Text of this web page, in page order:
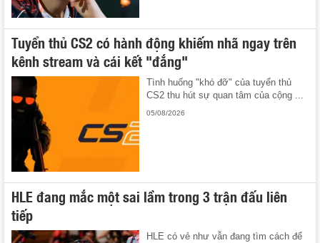
Tuyển thủ CS2 có hành động khiếm nhã ngay trên
kênh stream và cái kết "đắng"
Tình huống "khó đỡ" của tuyển thủ
CS2 thu hút sự quan tâm của cộng ...
05/08/2026
HLE đang mắc một sai lầm trong 3 trận đấu liên
tiếp
HLE có vẻ như vẫn đang tìm cách để